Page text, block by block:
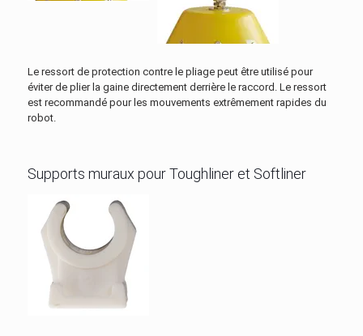
Le ressort de protection contre le pliage peut être utilisé pour
éviter de plier la gaine directement derrière le raccord. Le ressort
est recommandé pour les mouvements extrêmement rapides du
robot.
Supports muraux pour Toughliner et Softliner